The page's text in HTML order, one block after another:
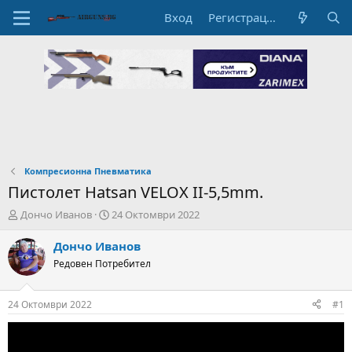
Вход Регистрация
Компресионна Пневматика
Пистолет Hatsan VELOX II-5,5mm.
А
т
о
р
н
а
т
е
Дончо Иванов
Н
ч
л
Д
а
24 Октомври 2022
Дончо Иванов
Редовен Потребител
24 Октомври 2022 #1